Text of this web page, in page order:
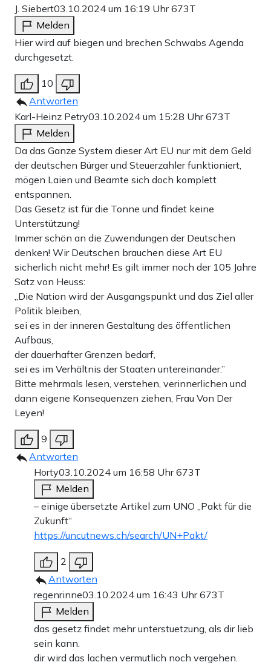
Bürgern sammeln und auswerten könnte – obwohl das
vorgegebene Ziel ein ganz anderes sein soll. Die EU-
Kommission plante dafür ein „EU-Zentrum“ ein, das als
zentrale Behörde für die Datensammlung und -
verarbeitung zuständig sein soll.
Anzeige
Surfshark
Sie wollen sich besser im Netz schützen? Dafür ist eine VPN
empfehlenswert. Wenn Sie sich für einen VPN-Anbieter
entscheiden, dann gerne für denApollo News-Partner
Surfshark, wo Sie auch drei Monate gratis erhalten.
Jetzt VPN-Zugang sichern
Teilen:
Zu den Kommentaren (22)
Einmalig
Apollo News unterstützen
Zahlungsoptionen:
10 €
15 € 25 € 50 € 100 €
Bank-Überweisung
J. Siebert03.10.2024 um 16:19 Uhr673T
Melden
Hier wird auf biegen und brechen Schwabs Agenda
durchgesetzt.
10
Antworten
Karl-Heinz Petry03.10.2024 um 15:28 Uhr673T
Melden
Da das Ganze System dieser Art EU nur mit dem Geld
der deutschen Bürger und Steuerzahler funktioniert,
mögen Laien und Beamte sich doch komplett
entspannen.
Das Gesetz ist für die Tonne und findet keine
Unterstützung!
Immer schön an die Zuwendungen der Deutschen
denken! Wir Deutschen brauchen diese Art EU
sicherlich nicht mehr! Es gilt immer noch der 105 Jahre
Satz von Heuss:
„Die Nation wird der Ausgangspunkt und das Ziel aller
Politik bleiben,
sei es in der inneren Gestaltung des öffentlichen
Aufbaus,
der dauerhafter Grenzen bedarf,
sei es im Verhältnis der Staaten untereinander.”
Bitte mehrmals lesen, verstehen, verinnerlichen und
dann eigene Konsequenzen ziehen, Frau Von Der
Leyen!
9
Antworten
Horty03.10.2024 um 16:58 Uhr673T
Melden
– einige übersetzte Artikel zum UNO „Pakt für die
Zukunft“
https://uncutnews.ch/search/UN+Pakt/
2
Antworten
regenrinne03.10.2024 um 16:43 Uhr673T
Melden
das gesetz findet mehr unterstuetzung, als dir lieb
sein kann.
dir wird das lachen vermutlich noch vergehen.